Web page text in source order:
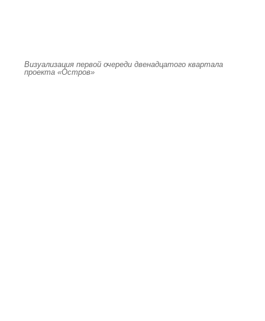
Визуализация первой очереди двенадцатого квартала
проекта «Остров»